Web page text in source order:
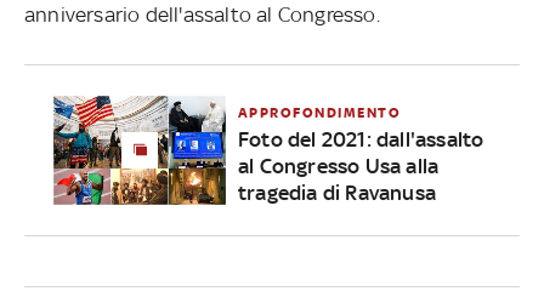
anniversario dell'assalto al Congresso.
APPROFONDIMENTO
Foto del 2021: dall'assalto
al Congresso Usa alla
tragedia di Ravanusa